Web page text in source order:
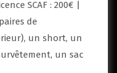
SCAF : 200€ |
de
un short, un
un sac